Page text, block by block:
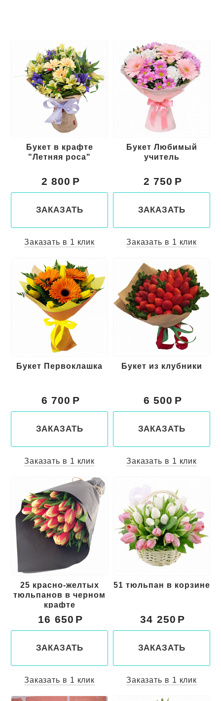
Букет в крафте
"Летняя роса"
2 800
ЗАКАЗАТЬ
Заказать в 1 клик
Букет Любимый
учитель
2 750
ЗАКАЗАТЬ
Заказать в 1 клик
Букет Первоклашка
6 700
ЗАКАЗАТЬ
Заказать в 1 клик
Букет из клубники
6 500
ЗАКАЗАТЬ
Заказать в 1 клик
25 красно-желтых
тюльпанов в черном
крафте
16 650
ЗАКАЗАТЬ
Заказать в 1 клик
51 тюльпан в корзине
34 250
ЗАКАЗАТЬ
Заказать в 1 клик